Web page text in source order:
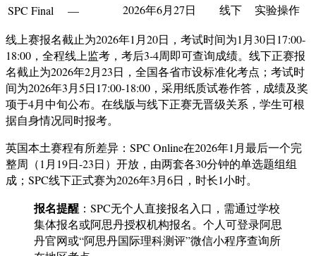
SPC Final
— 2026年6月27日 线下
实验操作
线上赛报名截止为2026年1月20日，考试时间为1月30日17:00-
18:00，全程线上监考，考后3-4周即可查询成绩。线下正赛报
名截止为2026年2月23日，全国各省市设标准化考点；考试时
间为2026年3月5日17:00-18:00，采用纸质试卷作答，成绩及奖
项于4月中旬公布。在线版与线下正赛无晋级关系，学生可根
据自身情况同时报考。
英国本土赛程有所差异：SPC Online在2026年1月最后一个完
整周（1月19日-23日）开放，由两套各30分钟的单选题组组
成；SPC线下正式赛为2026年3月6日，时长1小时。
报名提醒 ：SPC无个人直接报名入口，需通过学校
集体报名或阿思丹授权机构报名。个人可登录阿思
丹官网或“阿思丹国际理科测评”微信小程序查询所